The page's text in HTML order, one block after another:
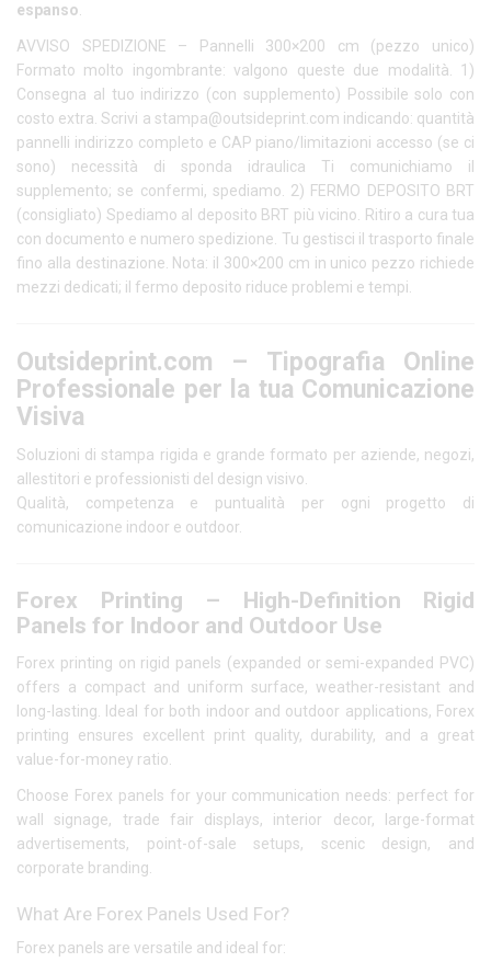
espanso
AVVISO SPEDIZIONE – Pannelli 300×200 cm (pezzo unico)
Formato molto ingombrante: valgono queste due modalità. 1)
Consegna al tuo indirizzo (con supplemento) Possibile solo con
costo extra. Scrivi a stampa@outsideprint.com indicando: quantità
pannelli indirizzo completo e CAP piano/limitazioni accesso (se ci
sono) necessità di sponda idraulica Ti comunichiamo il
supplemento; se confermi, spediamo. 2) FERMO DEPOSITO BRT
(consigliato) Spediamo al deposito BRT più vicino. Ritiro a cura tua
con documento e numero spedizione. Tu gestisci il trasporto finale
fino alla destinazione. Nota: il 300×200 cm in unico pezzo richiede
mezzi dedicati; il fermo deposito riduce problemi e tempi.
Outsideprint.com – Tipografia Online
Professionale per la tua Comunicazione
Visiva
Soluzioni di stampa rigida e grande formato per aziende, negozi,
allestitori e professionisti del design visivo.
Qualità, competenza e puntualità per ogni progetto di
comunicazione indoor e outdoor.
Forex Printing – High-Definition Rigid
Panels for Indoor and Outdoor Use
Forex printing on rigid panels (expanded or semi-expanded PVC)
offers a compact and uniform surface, weather-resistant and
long-lasting. Ideal for both indoor and outdoor applications, Forex
printing ensures excellent print quality, durability, and a great
value-for-money ratio.
Choose Forex panels for your communication needs: perfect for
wall signage, trade fair displays, interior decor, large-format
advertisements, point-of-sale setups, scenic design, and
corporate branding.
What Are Forex Panels Used For?
Forex panels are versatile and ideal for: